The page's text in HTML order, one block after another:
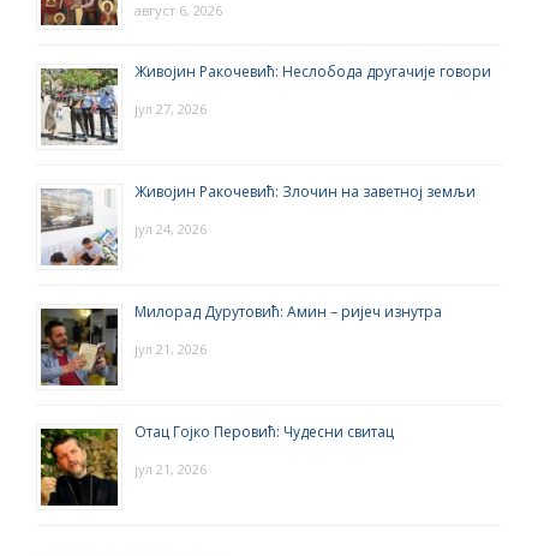
август 6, 2026
Живојин Ракочевић: Неслобода другачије говори
јул 27, 2026
Живојин Ракочевић: Злочин на заветној земљи
јул 24, 2026
Милорад Дурутовић: Амин – ријеч изнутра
јул 21, 2026
Отац Гојко Перовић: Чудесни свитац
јул 21, 2026